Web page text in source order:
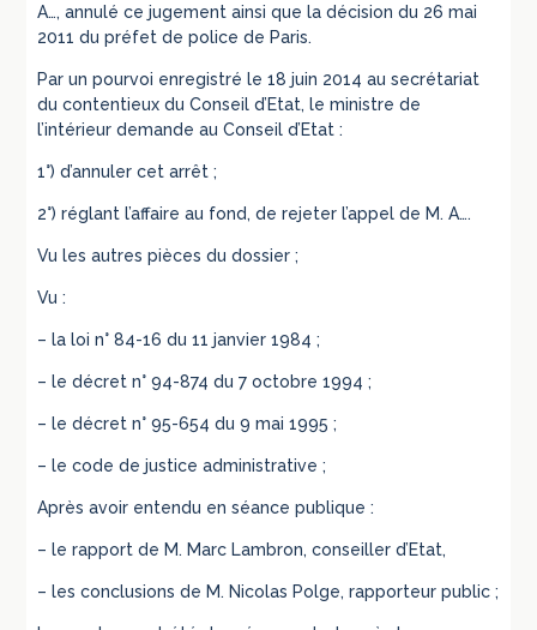
A…, annulé ce jugement ainsi que la décision du 26 mai
2011 du préfet de police de Paris.
Par un pourvoi enregistré le 18 juin 2014 au secrétariat
du contentieux du Conseil d’Etat, le ministre de
l’intérieur demande au Conseil d’Etat :
1°) d’annuler cet arrêt ;
2°) réglant l’affaire au fond, de rejeter l’appel de M. A….
Vu les autres pièces du dossier ;
Vu :
– la loi n° 84-16 du 11 janvier 1984 ;
– le décret n° 94-874 du 7 octobre 1994 ;
– le décret n° 95-654 du 9 mai 1995 ;
– le code de justice administrative ;
Après avoir entendu en séance publique :
– le rapport de M. Marc Lambron, conseiller d’Etat,
– les conclusions de M. Nicolas Polge, rapporteur public ;